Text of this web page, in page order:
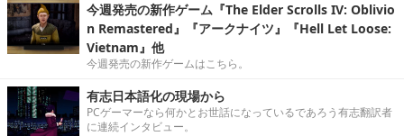
今週発売の新作ゲーム『The Elder Scrolls IV: Oblivio
n Remastered』『アークナイツ』『Hell Let Loose:
Vietnam』他
今週発売の新作ゲームはこちら。
有志日本語化の現場から
PCゲーマーなら何かとお世話になっているであろう有志翻訳者
に連続インタビュー。